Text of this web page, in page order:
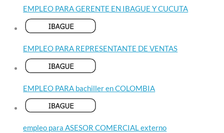
EMPLEO PARA GERENTE EN IBAGUE Y CUCUTA
EMPLEO PARA REPRESENTANTE DE VENTAS
EMPLEO PARA bachiller en COLOMBIA
empleo para ASESOR COMERCIAL externo